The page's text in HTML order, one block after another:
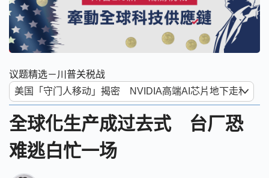
议题精选－川普关税战
全球化生产成过去式 台厂恐
难逃白忙一场